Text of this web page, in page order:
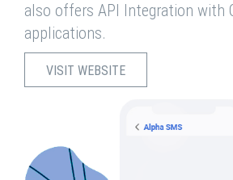
also offers API Integration with
applications.
VISIT WEBSITE